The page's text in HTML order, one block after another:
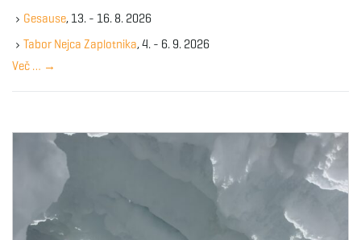
e
y
w
r
Gesause, 13. - 16. 8. 2026
Tabor Nejca Zaplotnika, 4. - 6. 9. 2026
Več … →